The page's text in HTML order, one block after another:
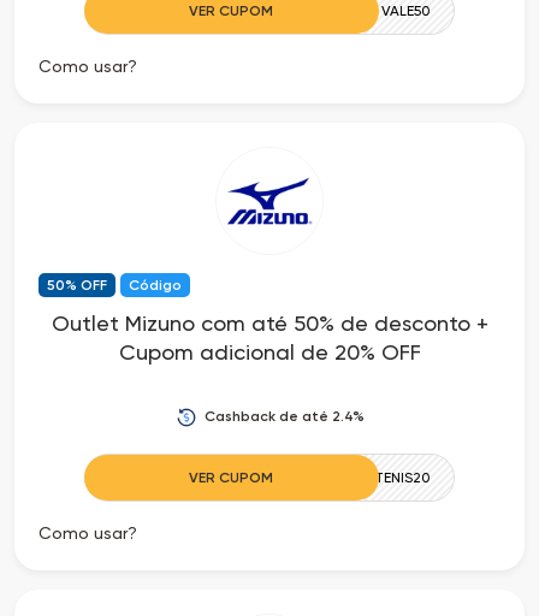
Todas
as
Ofertas
VER CUPOM VALE50
Como usar?
50% OFF Código
Outlet Mizuno com até 50% de desconto +
Cupom adicional de 20% OFF
Cashback de até 2.4%
VER CUPOM TENIS20
Como usar?